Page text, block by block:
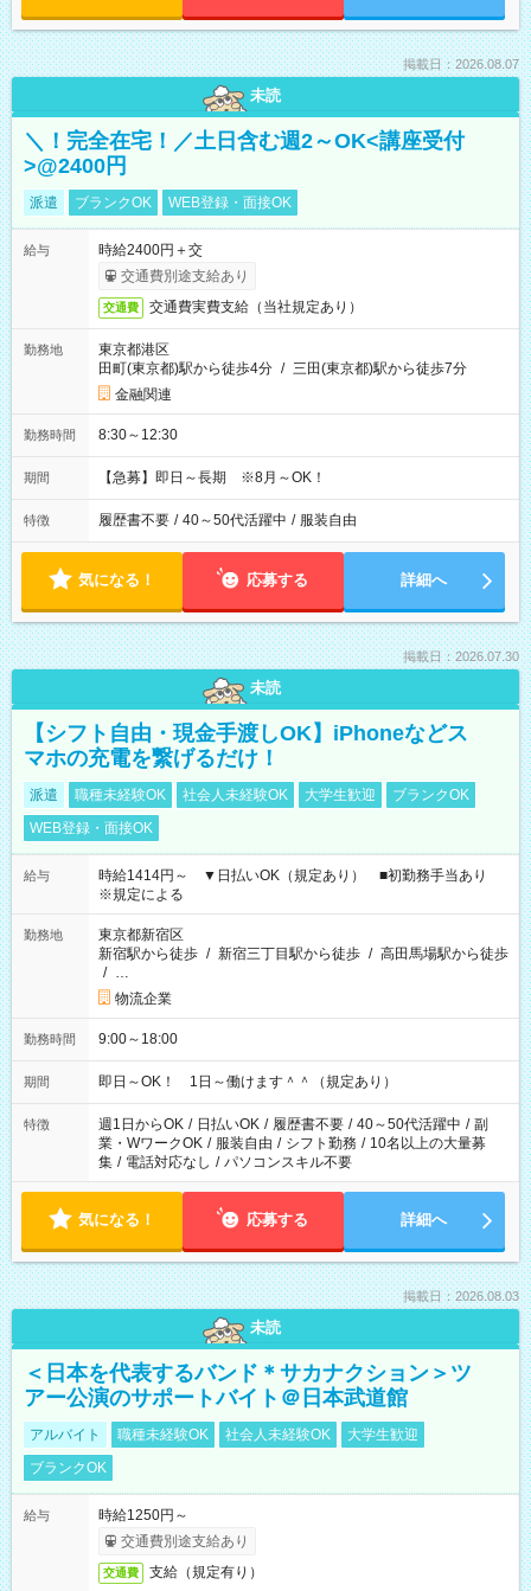
掲載日：2026.08.07
未読
＼！完全在宅！／土日含む週2～OK<講座受付
>@2400円
派遣 ブランクOK WEB登録・面接OK
給与
時給2400円＋交
交通費別途支給あり
交通費 交通費実費支給（当社規定あり）
勤務地
東京都港区
田町(東京都)駅から徒歩4分 / 三田(東京都)駅から徒歩7分
金融関連
勤務時間 8:30～12:30
期間 【急募】即日～長期 ※8月～OK！
特徴 履歴書不要 / 40～50代活躍中 / 服装自由
気になる！ 応募する 詳細へ
掲載日：2026.07.30
未読
【シフト自由・現金手渡しOK】iPhoneなどス
マホの充電を繋げるだけ！
派遣 職種未経験OK 社会人未経験OK 大学生歓迎
ブランクOK
WEB登録・面接OK
給与
時給1414円～ ▼日払いOK（規定あり） ■初勤務手当あり
※規定による
勤務地
東京都新宿区
新宿駅から徒歩 / 新宿三丁目駅から徒歩 / 高田馬場駅から徒歩
/ …
物流企業
勤務時間 9:00～18:00
期間 即日～OK！ 1日～働けます＾＾（規定あり）
特徴 週1日からOK / 日払いOK / 履歴書不要 / 40～50代活躍中 / 副
業・WワークOK / 服装自由 / シフト勤務 / 10名以上の大量募
集 / 電話対応なし / パソコンスキル不要
気になる！ 応募する 詳細へ
掲載日：2026.08.03
未読
＜日本を代表するバンド＊サカナクション＞ツ
アー公演のサポートバイト＠日本武道館
アルバイト 職種未経験OK 社会人未経験OK
大学生歓迎
ブランクOK
給与
時給1250円～
交通費別途支給あり
交通費 支給（規定有り）